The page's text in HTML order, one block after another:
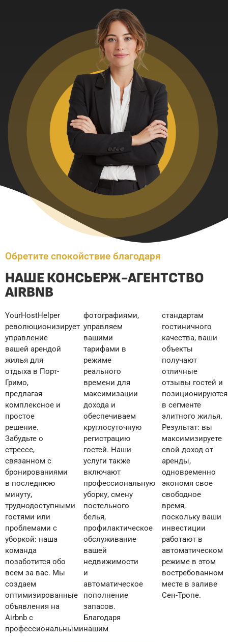
Обретите спокойствие благодаря
НАШЕ КОНСЬЕРЖ-АГЕНТСТВО
AIRBNB
YourHostHelper
революционизирует
управление
вашей арендой
жилья для
отдыха в Порт-
Гримо,
предлагая
комплексное и
простое
решение.
Забудьте о
стрессе,
связанном с
бронированиями
в последнюю
минуту,
труднодоступными
гостями или
проблемами с
уборкой: наша
команда
позаботится обо
всем за вас. Мы
создаем
оптимизированные
объявления на
Airbnb с
профессиональными
фотографиями,
управляем
вашими
тарифами в
режиме
реального
времени для
максимизации
дохода и
обеспечиваем
круглосуточную
регистрацию
гостей. Наши
услуги также
включают
профессиональную
уборку, смену
постельного
белья,
профилактическое
обслуживание
вашей
недвижимости
и
автоматическое
пополнение
запасов.
Благодаря
нашим
стандартам
гостиничного
качества, ваши
объекты
получают
отличные
отзывы гостей и
позиционируются
в сегменте
элитного жилья.
Результат: вы
максимизируете
свой доход от
аренды,
одновременно
экономя свое
свободное
время,
поскольку ваши
инвестиции
работают в
автоматическом
режиме в этом
востребованном
месте в заливе
Сен-Тропе.